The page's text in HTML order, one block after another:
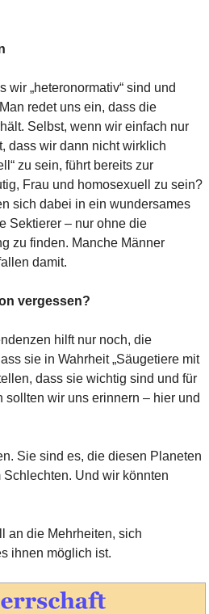
„heteronormativ“ sind und
redet uns ein, dass die
Selbst, wenn wir einfach nur
dass wir dann nicht wirklich
zu sein, führt bereits zur
Frau und homosexuell zu sein?
sich dabei in ein wundersames
Sektierer – nur ohne die
zu finden. Manche Männer
damit.
vergessen?
hilft nur noch, die
sie in Wahrheit „Säugetiere mit
dass sie wichtig sind und für
wir uns erinnern – hier und
Sie sind es, die diesen Planeten
Und wir könnten
an die Mehrheiten, sich
ihnen möglich ist.